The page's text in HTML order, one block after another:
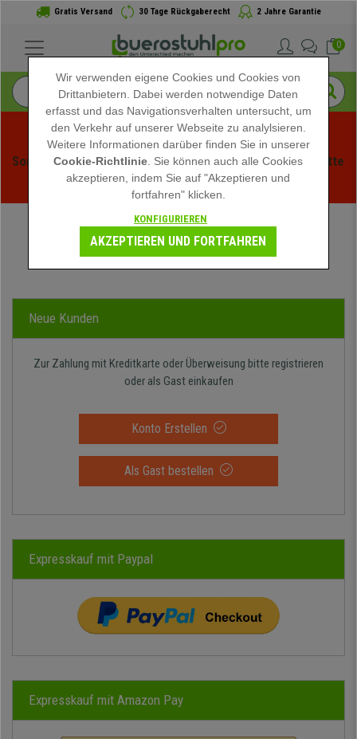
Gratis Versand 30 Tage Rückgaberecht 2 Jahre Garantie
0
Sommerschlussverauf bei buerstuhlpro! Exklusive Rabatte
für kurze Zeit - Aktion ansehen -
Neue Kunden
Zur Zahlung mit Kreditkarte oder Überweisung bitte registrieren
oder als Gast einkaufen
Konto Erstellen
Als Gast bestellen
Expresskauf mit Paypal
Expresskauf mit Amazon Pay
Wir verwenden eigene Cookies und Cookies von
Drittanbietern. Dabei werden notwendige Daten
erfasst und das Navigationsverhalten untersucht, um
den Verkehr auf unserer Webseite zu analylsieren.
Weitere Informationen darüber finden Sie in unserer
Cookie-Richtlinie . Sie können auch alle Cookies
akzeptieren, indem Sie auf "Akzeptieren und
fortfahren" klicken.
KONFIGURIEREN
AKZEPTIEREN UND FORTFAHREN